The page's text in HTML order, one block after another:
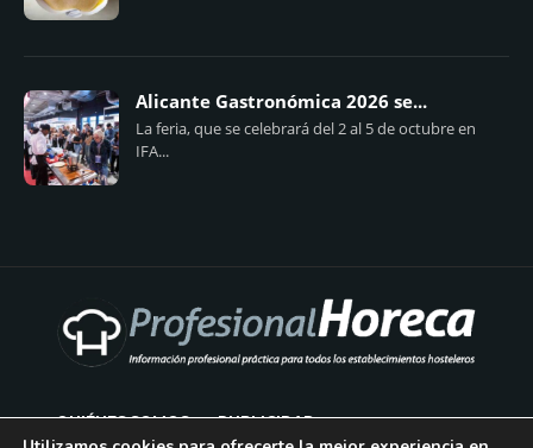
Alicante Gastronómica 2026 se...
La feria, que se celebrará del 2 al 5 de octubre en
IFA...
QUIÉNES SOMOS PUBLICIDAD